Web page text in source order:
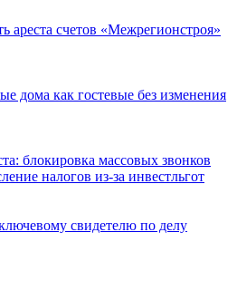
ареста счетов «Межрегионстроя»
дома как гостевые без изменения
блокировка массовых звонков
налогов из-за инвестльгот
свидетелю по делу